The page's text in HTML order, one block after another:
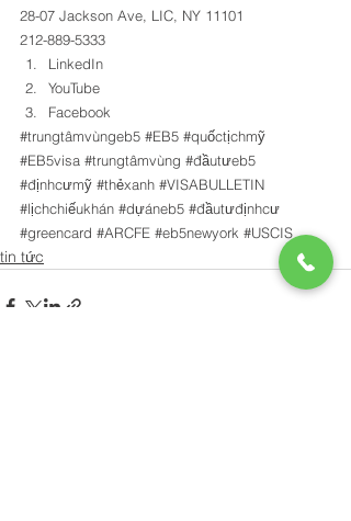
28-07 Jackson Ave, LIC, NY 11101
212-889-5333
LinkedIn
YouTube
Facebook
#trungtâmvùngeb5 #EB5 #quốctịchmỹ
#EB5visa #trungtâmvùng #đầutưeb5
#địnhcưmỹ #thẻxanh #VISABULLETIN
#lịchchiếukhán #dựáneb5 #đầutưđịnhcư
#greencard #ARCFE #eb5newyork #USCIS
tin tức